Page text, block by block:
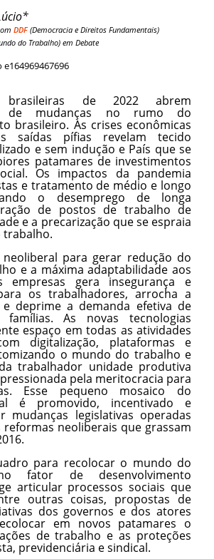
DDF (Democracia e Direitos Fundamentais)
do Trabalho) em Debate
brasileiras de 2022 abrem
de mudanças no rumo do
brasileiro. As crises econômicas
saídas pífias revelam tecido
e sem indução e País que se
patamares de investimentos
Os impactos da pandemia
e tratamento de médio e longo
o desemprego de longa
de postos de trabalho de
e a precarização que se espraia
trabalho.
neoliberal para gerar redução do
e a máxima adaptabilidade aos
empresas gera insegurança e
os trabalhadores, arrocha a
e deprime a demanda efetiva de
famílias. As novas tecnologias
espaço em todas as atividades
digitalização, plataformas e
o mundo do trabalho e
trabalhador unidade produtiva
pela meritocracia para
Esse pequeno mosaico do
é promovido, incentivado e
mudanças legislativas operadas
reformas neoliberais que grassam
para recolocar o mundo do
fator de desenvolvimento
articular processos sociais que
outras coisas, propostas de
dos governos e dos atores
em novos patamares o
de trabalho e as proteções
previdenciária e sindical.